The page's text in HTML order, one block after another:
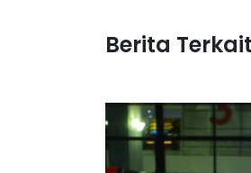
Berita Terkait